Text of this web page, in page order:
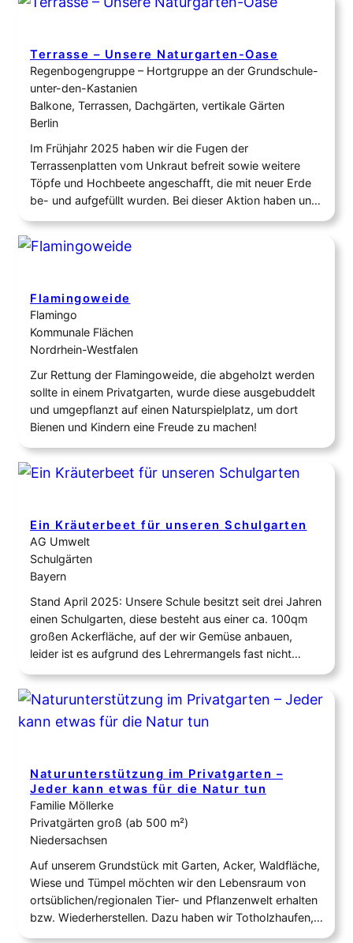
unserer Jugendwartin und den Einsatz vieler tatkräftiger
Terrasse – Unsere Naturgarten-Oase
Regenbogengruppe – Hortgruppe an der Grundschule-
unter-den-Kastanien
Balkone, Terrassen, Dachgärten, vertikale Gärten
Berlin
Im Frühjahr 2025 haben wir die Fugen der
Terrassenplatten vom Unkraut befreit sowie weitere
Töpfe und Hochbeete angeschafft, die mit neuer Erde
be- und aufgefüllt wurden. Bei dieser Aktion haben uns
auch die Regenwürmer und Tausendfüßler, die
Überlebenden vom letzten Jahr, begrüßt und den
Kindern ein Lächeln ins Gesicht gezaubert: ) Die Erde
Flamingoweide
Flamingo
Kommunale Flächen
Nordrhein-Westfalen
Zur Rettung der Flamingoweide, die abgeholzt werden
sollte in einem Privatgarten, wurde diese ausgebuddelt
und umgepflanzt auf einen Naturspielplatz, um dort
Bienen und Kindern eine Freude zu machen!
Ein Kräuterbeet für unseren Schulgarten
AG Umwelt
Schulgärten
Bayern
Stand April 2025: Unsere Schule besitzt seit drei Jahren
einen Schulgarten, diese besteht aus einer ca. 100qm
großen Ackerfläche, auf der wir Gemüse anbauen,
leider ist es aufgrund des Lehrermangels fast nicht
möglich den Acker zu bewirtschaften und wir müssen
umstrukturieren um das Ganze pflegeleichter zu
machen. Außerdem wollen wir mit dieser Fläche auch
einen…
Naturunterstützung im Privatgarten –
Jeder kann etwas für die Natur tun
Familie Möllerke
Privatgärten groß (ab 500 m²)
Niedersachsen
Auf unserem Grundstück mit Garten, Acker, Waldfläche,
Wiese und Tümpel möchten wir den Lebensraum von
ortsüblichen/regionalen Tier- und Pflanzenwelt erhalten
bzw. Wiederherstellen. Dazu haben wir Totholzhaufen,
einen Wall mit Pflanzenresten und Totholz angelegt.